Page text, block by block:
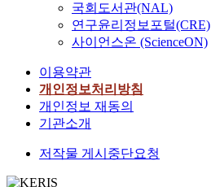
국회도서관(NAL)
연구윤리정보포털(CRE)
사이언스온 (ScienceON)
이용약관
개인정보처리방침
개인정보 재동의
기관소개
저작물 게시중단요청